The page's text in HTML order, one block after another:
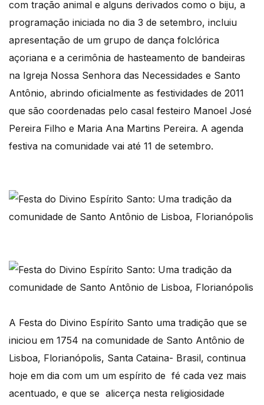
com tração animal e alguns derivados como o biju, a
programação iniciada no dia 3 de setembro, incluiu
apresentação de um grupo de dança folclórica
açoriana e a cerimônia de hasteamento de bandeiras
na Igreja Nossa Senhora das Necessidades e Santo
Antônio, abrindo oficialmente as festividades de 2011
que são coordenadas pelo casal festeiro Manoel José
Pereira Filho e Maria Ana Martins Pereira. A agenda
festiva na comunidade vai até 11 de setembro.
A Festa do Divino Espírito Santo uma tradição que se
iniciou em 1754 na comunidade de Santo Antônio de
Lisboa, Florianópolis, Santa Cataina- Brasil, continua
hoje em dia com um um espírito de fé cada vez mais
acentuado, e que se alicerça nesta religiosidade